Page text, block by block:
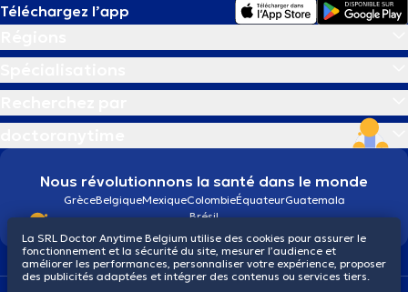
Téléchargez l’app
Nous révolutionnons la santé dans le monde
GrèceBelgiqueMexiqueColombieÉquateurGuatemala
Brésil
La SRL Doctor Anytime Belgium utilise des cookies pour assurer le
fonctionnement et la sécurité du site, mesurer l’audience et
améliorer les performances, personnaliser votre expérience, proposer
des publicités adaptées et intégrer des contenus ou services tiers.